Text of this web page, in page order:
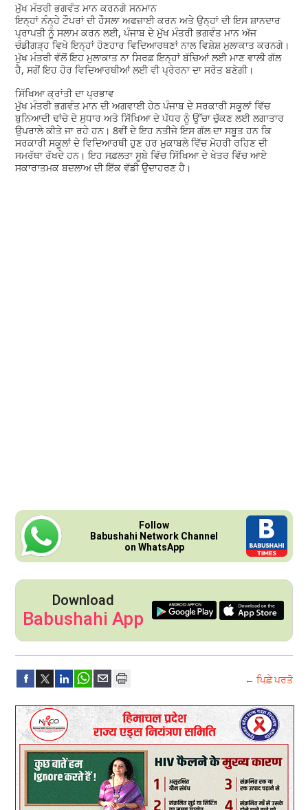
ਮੁੱਖ ਮੰਤਰੀ ਭਗਵੰਤ ਮਾਨ ਕਰਨਗੇ ਸਨਮਾਨ
ਇਨ੍ਹਾਂ ਨੰਨ੍ਹੇ ਟੌਪਰਾਂ ਦੀ ਹੌਸਲਾ ਅਫਜ਼ਾਈ ਕਰਨ ਅਤੇ ਉਨ੍ਹਾਂ ਦੀ ਇਸ ਸ਼ਾਨਦਾਰ
ਪ੍ਰਾਪਤੀ ਨੂੰ ਸਲਾਮ ਕਰਨ ਲਈ, ਪੰਜਾਬ ਦੇ ਮੁੱਖ ਮੰਤਰੀ ਭਗਵੰਤ ਮਾਨ ਅੱਜ
ਚੰਡੀਗੜ੍ਹ ਵਿਖੇ ਇਨ੍ਹਾਂ ਹੋਣਹਾਰ ਵਿਦਿਆਰਥਣਾਂ ਨਾਲ ਵਿਸ਼ੇਸ਼ ਮੁਲਾਕਾਤ ਕਰਨਗੇ।
ਮੁੱਖ ਮੰਤਰੀ ਵੱਲੋਂ ਇਹ ਮੁਲਾਕਾਤ ਨਾ ਸਿਰਫ਼ ਇਨ੍ਹਾਂ ਬੱਚਿਆਂ ਲਈ ਮਾਣ ਵਾਲੀ ਗੱਲ
ਹੈ, ਸਗੋਂ ਇਹ ਹੋਰ ਵਿਦਿਆਰਥੀਆਂ ਲਈ ਵੀ ਪ੍ਰੇਰਨਾ ਦਾ ਸਰੋਤ ਬਣੇਗੀ।
ਸਿੱਖਿਆ ਕ੍ਰਾਂਤੀ ਦਾ ਪ੍ਰਭਾਵ
ਮੁੱਖ ਮੰਤਰੀ ਭਗਵੰਤ ਮਾਨ ਦੀ ਅਗਵਾਈ ਹੇਠ ਪੰਜਾਬ ਦੇ ਸਰਕਾਰੀ ਸਕੂਲਾਂ ਵਿੱਚ
ਬੁਨਿਆਦੀ ਢਾਂਚੇ ਦੇ ਸੁਧਾਰ ਅਤੇ ਸਿੱਖਿਆ ਦੇ ਪੱਧਰ ਨੂੰ ਉੱਚਾ ਚੁੱਕਣ ਲਈ ਲਗਾਤਾਰ
ਉਪਰਾਲੇ ਕੀਤੇ ਜਾ ਰਹੇ ਹਨ। 8ਵੀਂ ਦੇ ਇਹ ਨਤੀਜੇ ਇਸ ਗੱਲ ਦਾ ਸਬੂਤ ਹਨ ਕਿ
ਸਰਕਾਰੀ ਸਕੂਲਾਂ ਦੇ ਵਿਦਿਆਰਥੀ ਹੁਣ ਹਰ ਮੁਕਾਬਲੇ ਵਿੱਚ ਮੋਹਰੀ ਰਹਿਣ ਦੀ
ਸਮਰੱਥਾ ਰੱਖਦੇ ਹਨ। ਇਹ ਸਫ਼ਲਤਾ ਸੂਬੇ ਵਿੱਚ ਸਿੱਖਿਆ ਦੇ ਖੇਤਰ ਵਿੱਚ ਆਏ
ਸਕਾਰਾਤਮਕ ਬਦਲਾਅ ਦੀ ਇੱਕ ਵੱਡੀ ਉਦਾਹਰਣ ਹੈ।
Follow
Babushahi Network Channel
on WhatsApp
Download
Babushahi App
← ਪਿਛੇ ਪਰਤੋ